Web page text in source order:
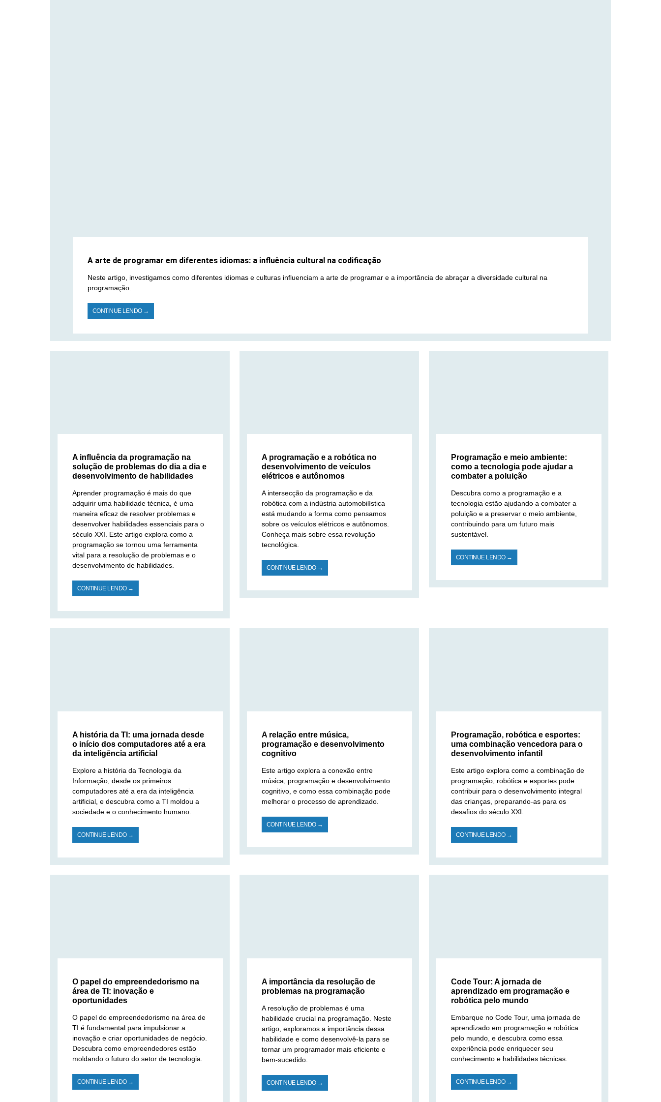
A arte de programar em diferentes idiomas: a influência cultural na codificação
Neste artigo, investigamos como diferentes idiomas e culturas influenciam a arte de programar e a importância de abraçar a diversidade cultural na
programação.
CONTINUE LENDO →
A influência da programação na
solução de problemas do dia a dia e
desenvolvimento de habilidades
Aprender programação é mais do que
adquirir uma habilidade técnica, é uma
maneira eficaz de resolver problemas e
desenvolver habilidades essenciais para o
século XXI. Este artigo explora como a
programação se tornou uma ferramenta
vital para a resolução de problemas e o
desenvolvimento de habilidades.
CONTINUE LENDO →
A programação e a robótica no
desenvolvimento de veículos
elétricos e autônomos
A intersecção da programação e da
robótica com a indústria automobilística
está mudando a forma como pensamos
sobre os veículos elétricos e autônomos.
Conheça mais sobre essa revolução
tecnológica.
CONTINUE LENDO →
Programação e meio ambiente:
como a tecnologia pode ajudar a
combater a poluição
Descubra como a programação e a
tecnologia estão ajudando a combater a
poluição e a preservar o meio ambiente,
contribuindo para um futuro mais
sustentável.
CONTINUE LENDO →
A história da TI: uma jornada desde
o início dos computadores até a era
da inteligência artificial
Explore a história da Tecnologia da
Informação, desde os primeiros
computadores até a era da inteligência
artificial, e descubra como a TI moldou a
sociedade e o conhecimento humano.
CONTINUE LENDO →
A relação entre música,
programação e desenvolvimento
cognitivo
Este artigo explora a conexão entre
música, programação e desenvolvimento
cognitivo, e como essa combinação pode
melhorar o processo de aprendizado.
CONTINUE LENDO →
Programação, robótica e esportes:
uma combinação vencedora para o
desenvolvimento infantil
Este artigo explora como a combinação de
programação, robótica e esportes pode
contribuir para o desenvolvimento integral
das crianças, preparando-as para os
desafios do século XXI.
CONTINUE LENDO →
O papel do empreendedorismo na
área de TI: inovação e
oportunidades
O papel do empreendedorismo na área de
TI é fundamental para impulsionar a
inovação e criar oportunidades de negócio.
Descubra como empreendedores estão
moldando o futuro do setor de tecnologia.
CONTINUE LENDO →
A importância da resolução de
problemas na programação
A resolução de problemas é uma
habilidade crucial na programação. Neste
artigo, exploramos a importância dessa
habilidade e como desenvolvê-la para se
tornar um programador mais eficiente e
bem-sucedido.
CONTINUE LENDO →
Code Tour: A jornada de
aprendizado em programação e
robótica pelo mundo
Embarque no Code Tour, uma jornada de
aprendizado em programação e robótica
pelo mundo, e descubra como essa
experiência pode enriquecer seu
conhecimento e habilidades técnicas.
CONTINUE LENDO →